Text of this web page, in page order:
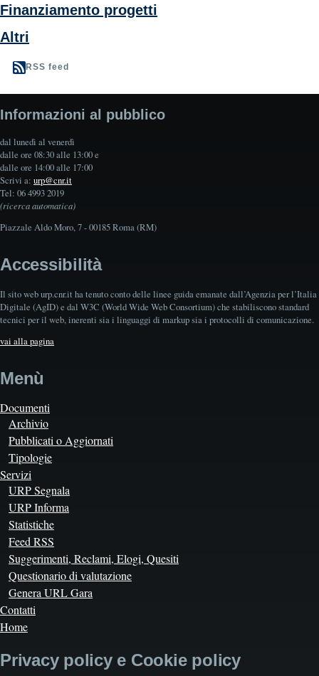
Finanziamento progetti
Altri
RSS feed
Informazioni al pubblico
dal lunedì al venerdì
dalle ore 08:30 alle 13:00 e
dalle ore 14:00 alle 17:00
Scrivi a: urp@cnr.it
Tel: 06 4993 2019
(ricerca automatica)
Piazzale Aldo Moro, 7 - 00185 Roma (RM)
Accessibilità
Il sito web urp.cnr.it ha tenuto conto delle linee guida emanate dall’Agenzia per l’Italia
Digitale (AgID) e dal W3C (World Wide Web Consortium) che stabiliscono standard
tecnici per il web, inerenti sia i linguaggi di markup sia i protocolli di comunicazione.
vai alla pagina
Menù
Documenti
Archivio
Pubblicati o Aggiornati
Tipologie
Servizi
URP Segnala
URP Informa
Statistiche
Feed RSS
Suggerimenti, Reclami, Elogi, Quesiti
Questionario di valutazione
Genera URL Gara
Contatti
Home
Privacy policy e Cookie policy